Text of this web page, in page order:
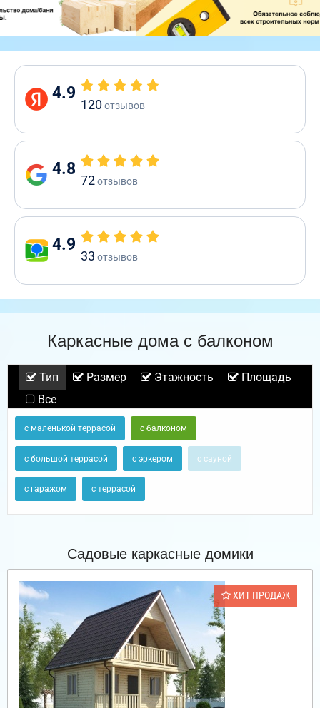
4.9
120отзывов
4.8
72отзывов
4.9
33 отзывов
Каркасные дома с балконом
Тип Размер Этажность
Площадь
Все
с маленькой террасой с балконом
с большой террасой с эркером с сауной
с гаражом с террасой
Садовые каркасные домики
ХИТ ПРОДАЖ